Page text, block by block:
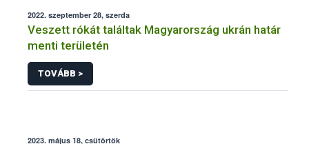
2022. szeptember 28, szerda
Veszett rókát találtak Magyarország ukrán határ
menti területén
TOVÁBB >
2023. május 18, csütörtök